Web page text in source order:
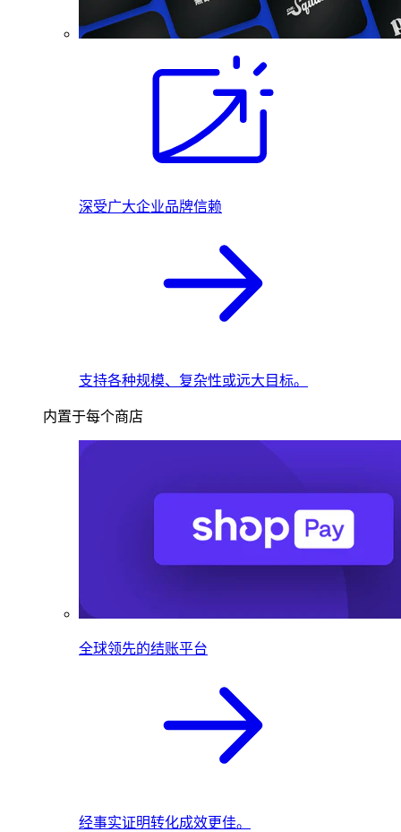
深受广大企业品牌信赖
支持各种规模、复杂性或远大目标。
内置于每个商店
全球领先的结账平台
经事实证明转化成效更佳。